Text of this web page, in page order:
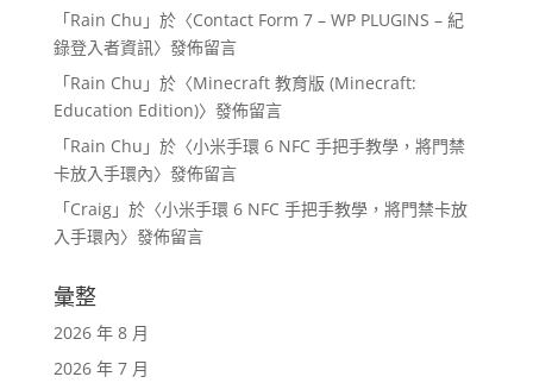
「Rain Chu 」於〈Contact Form 7 – WP PLUGINS – 紀
錄登入者資訊〉發佈留言
「Rain Chu 」於〈Minecraft 教育版 (Minecraft:
Education Edition)〉發佈留言
「Rain Chu 」於〈小米手環 6 NFC 手把手教學，將門禁
卡放入手環內〉發佈留言
「Craig」於〈小米手環 6 NFC 手把手教學，將門禁卡放
入手環內〉發佈留言
彙整
2026 年 8 月
2026 年 7 月